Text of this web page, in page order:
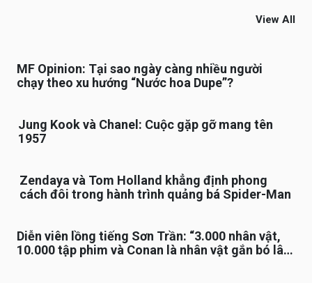
View All
MF Opinion: Tại sao ngày càng nhiều người
chạy theo xu hướng “Nước hoa Dupe”?
Jung Kook và Chanel: Cuộc gặp gỡ mang tên
1957
Zendaya và Tom Holland khẳng định phong
cách đôi trong hành trình quảng bá Spider-Man
Diễn viên lồng tiếng Sơn Trần: “3.000 nhân vật,
10.000 tập phim và Conan là nhân vật gắn bó lâu